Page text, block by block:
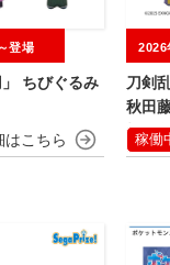
ちびぐるみ
登場
刀剣
秋田
切長
2026
稼働